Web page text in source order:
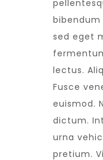
sed eget
lectus.
Fusce
euismod.
dictum.
urna
pretium.